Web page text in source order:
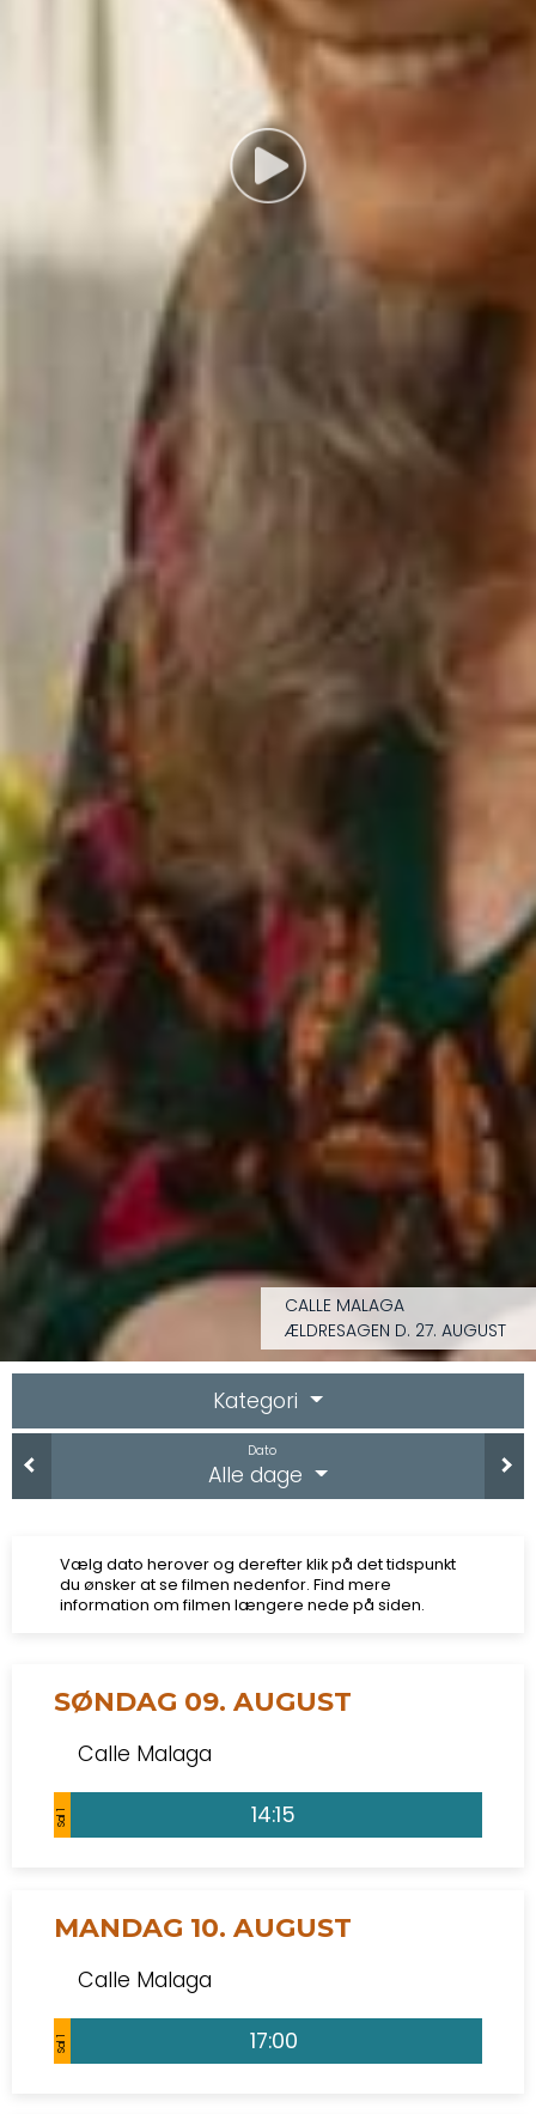
CALLE MALAGA
ÆLDRESAGEN D. 27. AUGUST
Kategori
Dato
Alle dage
Vælg dato herover og derefter klik på det tidspunkt
du ønsker at se filmen nedenfor. Find mere
information om filmen længere nede på siden.
SØNDAG 09. AUGUST
Calle Malaga
Sal 1 14:15
MANDAG 10. AUGUST
Calle Malaga
Sal 1 17:00